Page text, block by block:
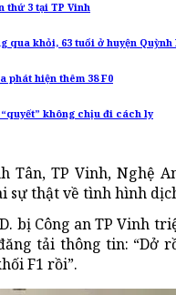
thứ 3 tại TP Vinh
qua khỏi, 63 tuổi ở huyện Quỳnh
phát hiện thêm 38 F0
không chịu đi cách ly
Tân, TP Vinh, Nghệ
thật về tình hình
bị Công an TP Vinh
tải thông tin:
F1 rồi”.